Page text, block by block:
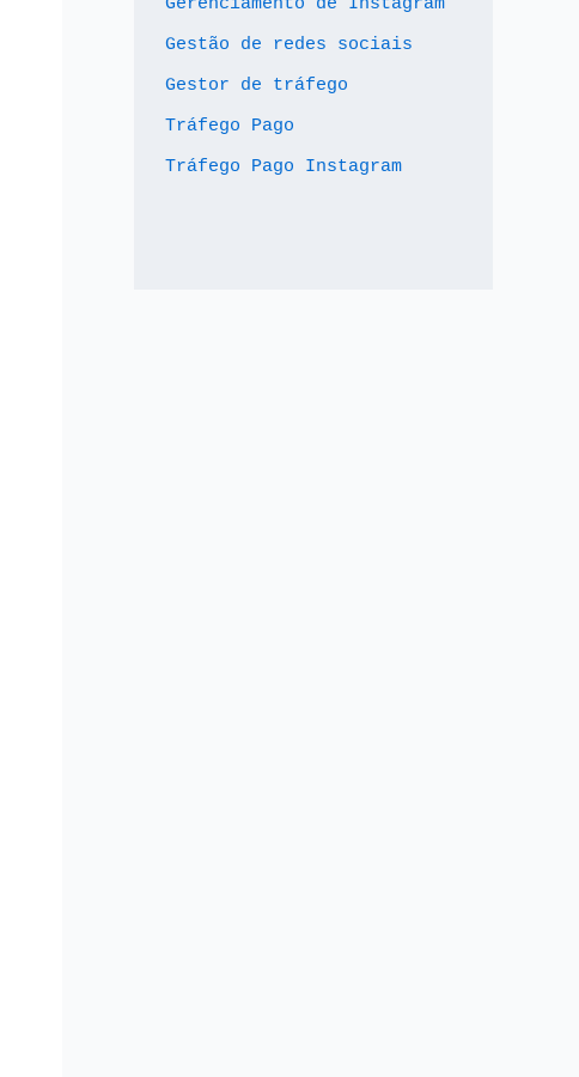
Gerenciamento de Instagram
Gestão de redes sociais
Gestor de tráfego
Tráfego Pago
Tráfego Pago Instagram